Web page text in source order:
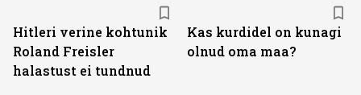
Hitleri verine kohtunik
Roland Freisler
halastust ei tundnud
Kas kurdidel on kunagi
olnud oma maa?